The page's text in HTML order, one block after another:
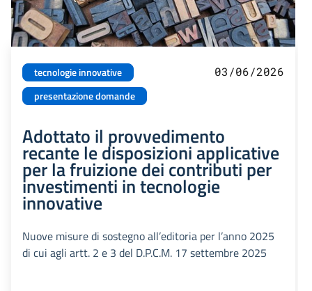
tecnologie innovative
presentazione domande
03/06/2026
Adottato il provvedimento
recante le disposizioni applicative
per la fruizione dei contributi per
investimenti in tecnologie
innovative
Nuove misure di sostegno all’editoria per l’anno 2025
di cui agli artt. 2 e 3 del D.P.C.M. 17 settembre 2025